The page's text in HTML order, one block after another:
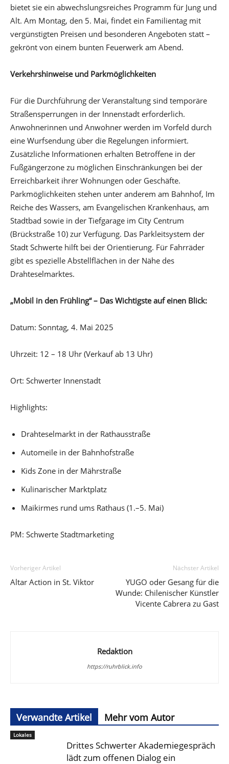
bietet sie ein abwechslungsreiches Programm für Jung und
Alt. Am Montag, den 5. Mai, findet ein Familientag mit
vergünstigten Preisen und besonderen Angeboten statt –
gekrönt von einem bunten Feuerwerk am Abend.
Verkehrshinweise und Parkmöglichkeiten
Für die Durchführung der Veranstaltung sind temporäre
Straßensperrungen in der Innenstadt erforderlich.
Anwohnerinnen und Anwohner werden im Vorfeld durch
eine Wurfsendung über die Regelungen informiert.
Zusätzliche Informationen erhalten Betroffene in der
Fußgängerzone zu möglichen Einschränkungen bei der
Erreichbarkeit ihrer Wohnungen oder Geschäfte.
Parkmöglichkeiten stehen unter anderem am Bahnhof, Im
Reiche des Wassers, am Evangelischen Krankenhaus, am
Stadtbad sowie in der Tiefgarage im City Centrum
(Brückstraße 10) zur Verfügung. Das Parkleitsystem der
Stadt Schwerte hilft bei der Orientierung. Für Fahrräder
gibt es spezielle Abstellflächen in der Nähe des
Drahteselmarktes.
„Mobil in den Frühling“ – Das Wichtigste auf einen Blick:
Datum: Sonntag, 4. Mai 2025
Uhrzeit: 12 – 18 Uhr (Verkauf ab 13 Uhr)
Ort: Schwerter Innenstadt
Highlights:
Drahteselmarkt in der Rathausstraße
Automeile in der Bahnhofstraße
Kids Zone in der Mährstraße
Kulinarischer Marktplatz
Maikirmes rund ums Rathaus (1.–5. Mai)
PM: Schwerte Stadtmarketing
Vorheriger Artikel
Altar Action in St. Viktor
Nächster Artikel
YUGO oder Gesang für die
Wunde: Chilenischer Künstler
Vicente Cabrera zu Gast
Redaktion
https://ruhrblick.info
Verwandte Artikel Mehr vom Autor
Lokales
Drittes Schwerter Akademiegespräch
lädt zum offenen Dialog ein